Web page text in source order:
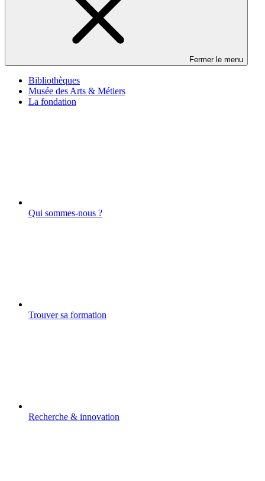
Fermer le menu
Bibliothèques
Musée des Arts & Métiers
La fondation
Qui sommes-nous ?
Trouver sa formation
Recherche & innovation